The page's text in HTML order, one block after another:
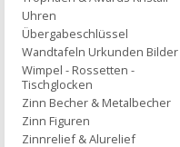
Uhren
Übergabeschlüssel
Wandtafeln Urkunden Bilder
Wimpel - Rossetten -
Tischglocken
Zinn Becher & Metalbecher
Zinn Figuren
Zinnrelief & Alurelief